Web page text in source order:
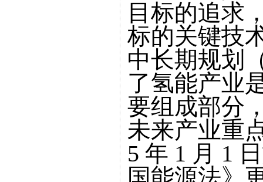
目标的追求
标的关键技
中长期规划
了氢能产业
要组成部分
未来产业重
5 年 1 月 1